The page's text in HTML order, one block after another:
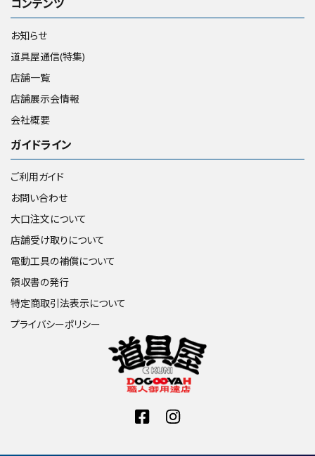
コンテンツ
お知らせ
道具屋通信(特集)
店舗一覧
店舗展示会情報
会社概要
ガイドライン
ご利用ガイド
お問い合わせ
大口注文について
店舗受け取りについて
電動工具の補償について
領収書の発行
特定商取引法表示について
プライバシーポリシー